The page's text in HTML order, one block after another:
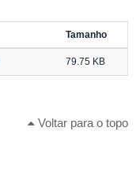
Tamanho
79.75 KB
Voltar para o topo